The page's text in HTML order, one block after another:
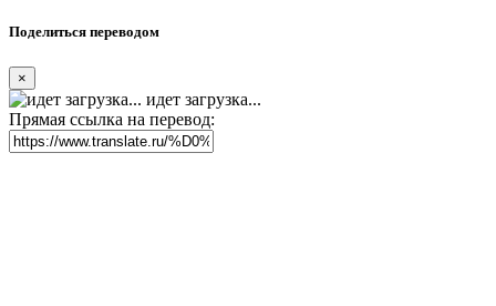
Поделиться переводом
×
идет загрузка...
Прямая ссылка на перевод: